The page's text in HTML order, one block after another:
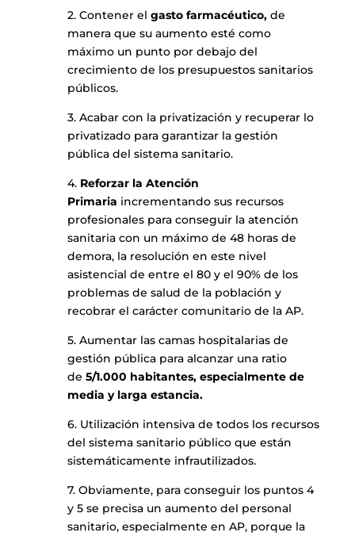
2. Contener el gasto farmacéutico, de
manera que su aumento esté como
máximo un punto por debajo del
crecimiento de los presupuestos sanitarios
públicos.
3. Acabar con la privatización y recuperar lo
privatizado para garantizar la gestión
pública del sistema sanitario.
4.Reforzar la Atención
Primaria incrementando sus recursos
profesionales para conseguir la atención
sanitaria con un máximo de 48 horas de
demora, la resolución en este nivel
asistencial de entre el 80 y el 90% de los
problemas de salud de la población y
recobrar el carácter comunitario de la AP.
5. Aumentar las camas hospitalarias de
gestión pública para alcanzar una ratio
de 5/1.000 habitantes, especialmente de
media y larga estancia.
6. Utilización intensiva de todos los recursos
del sistema sanitario público que están
sistemáticamente infrautilizados.
7. Obviamente, para conseguir los puntos 4
y 5 se precisa un aumento del personal
sanitario, especialmente en AP, porque la